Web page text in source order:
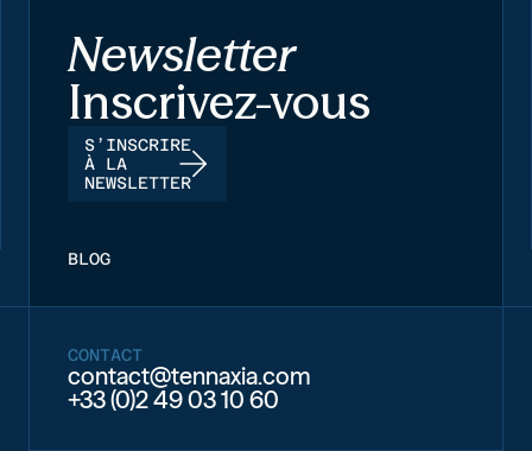
Newsletter
Inscrivez-vous
S’INSCRIRE
À LA
NEWSLETTER
BLOG
CONTACT
contact@tennaxia.com
+33 (0)2 49 03 10 60